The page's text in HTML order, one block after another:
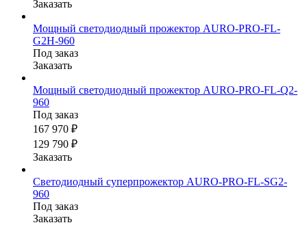
Заказать
Мощный светодиодный прожектор AURO-PRO-FL-
G2H-960
Под заказ
Заказать
Мощный светодиодный прожектор AURO-PRO-FL-Q2-
960
Под заказ
167 970 ₽
129 790 ₽
Заказать
Светодиодный суперпрожектор AURO-PRO-FL-SG2-
960
Под заказ
Заказать